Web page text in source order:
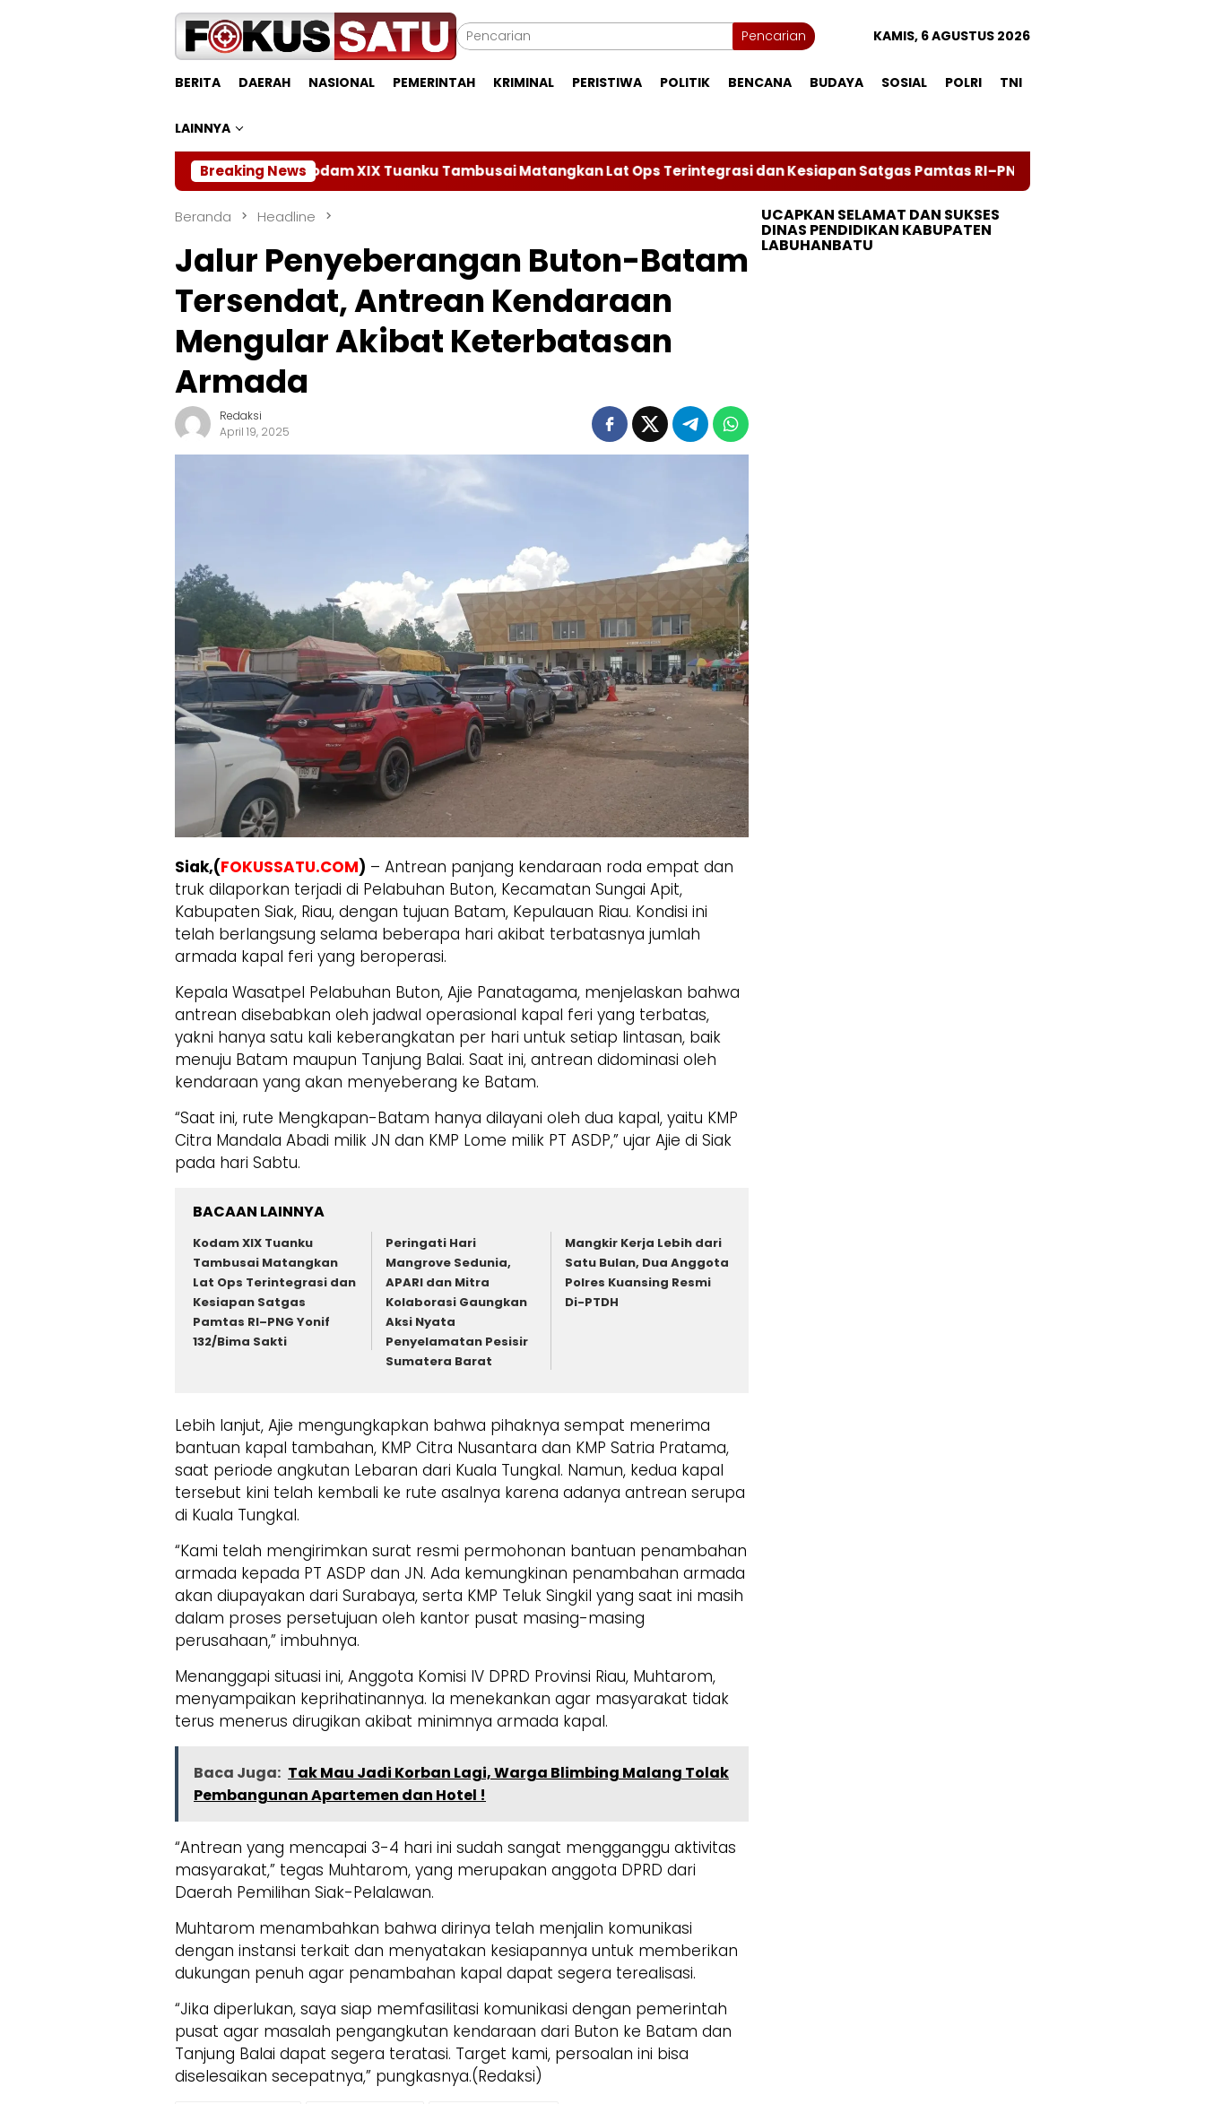
Pencarian KAMIS, 6 AGUSTUS 2026
BERITA DAERAH NASIONAL PEMERINTAH KRIMINAL PERISTIWA POLITIK BENCANA BUDAYA SOSIAL POLRI TNI
LAINNYA
Breaking News
Kodam XIX Tuanku Tambusai Matangkan Lat Ops Terintegrasi dan Kesiapan Satgas Pamtas RI–PNG Yonif 132/Bima Sakti
Beranda Headline
Jalur Penyeberangan Buton-Batam
Tersendat, Antrean Kendaraan
Mengular Akibat Keterbatasan
Armada
Redaksi
April 19, 2025
Siak,(FOKUSSATU.COM) – Antrean panjang kendaraan roda empat dan
truk dilaporkan terjadi di Pelabuhan Buton, Kecamatan Sungai Apit,
Kabupaten Siak, Riau, dengan tujuan Batam, Kepulauan Riau. Kondisi ini
telah berlangsung selama beberapa hari akibat terbatasnya jumlah
armada kapal feri yang beroperasi.
Kepala Wasatpel Pelabuhan Buton, Ajie Panatagama, menjelaskan bahwa
antrean disebabkan oleh jadwal operasional kapal feri yang terbatas,
yakni hanya satu kali keberangkatan per hari untuk setiap lintasan, baik
menuju Batam maupun Tanjung Balai. Saat ini, antrean didominasi oleh
kendaraan yang akan menyeberang ke Batam.
“Saat ini, rute Mengkapan-Batam hanya dilayani oleh dua kapal, yaitu KMP
Citra Mandala Abadi milik JN dan KMP Lome milik PT ASDP,” ujar Ajie di Siak
pada hari Sabtu.
BACAAN LAINNYA
Kodam XIX Tuanku
Tambusai Matangkan
Lat Ops Terintegrasi dan
Kesiapan Satgas
Pamtas RI–PNG Yonif
132/Bima Sakti
Peringati Hari
Mangrove Sedunia,
APARI dan Mitra
Kolaborasi Gaungkan
Aksi Nyata
Penyelamatan Pesisir
Sumatera Barat
Mangkir Kerja Lebih dari
Satu Bulan, Dua Anggota
Polres Kuansing Resmi
Di-PTDH
Lebih lanjut, Ajie mengungkapkan bahwa pihaknya sempat menerima
bantuan kapal tambahan, KMP Citra Nusantara dan KMP Satria Pratama,
saat periode angkutan Lebaran dari Kuala Tungkal. Namun, kedua kapal
tersebut kini telah kembali ke rute asalnya karena adanya antrean serupa
di Kuala Tungkal.
“Kami telah mengirimkan surat resmi permohonan bantuan penambahan
armada kepada PT ASDP dan JN. Ada kemungkinan penambahan armada
akan diupayakan dari Surabaya, serta KMP Teluk Singkil yang saat ini masih
dalam proses persetujuan oleh kantor pusat masing-masing
perusahaan,” imbuhnya.
Menanggapi situasi ini, Anggota Komisi IV DPRD Provinsi Riau, Muhtarom,
menyampaikan keprihatinannya. Ia menekankan agar masyarakat tidak
terus menerus dirugikan akibat minimnya armada kapal.
Baca Juga: Tak Mau Jadi Korban Lagi, Warga Blimbing Malang Tolak
Pembangunan Apartemen dan Hotel !
“Antrean yang mencapai 3-4 hari ini sudah sangat mengganggu aktivitas
masyarakat,” tegas Muhtarom, yang merupakan anggota DPRD dari
Daerah Pemilihan Siak-Pelalawan.
Muhtarom menambahkan bahwa dirinya telah menjalin komunikasi
dengan instansi terkait dan menyatakan kesiapannya untuk memberikan
dukungan penuh agar penambahan kapal dapat segera terealisasi.
“Jika diperlukan, saya siap memfasilitasi komunikasi dengan pemerintah
pusat agar masalah pengangkutan kendaraan dari Buton ke Batam dan
Tanjung Balai dapat segera teratasi. Target kami, persoalan ini bisa
diselesaikan secepatnya,” pungkasnya.(Redaksi)
UCAPKAN SELAMAT DAN SUKSES
DINAS PENDIDIKAN KABUPATEN
LABUHANBATU